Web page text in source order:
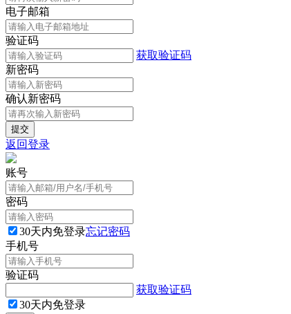
电子邮箱
验证码
获取验证码
新密码
确认新密码
返回登录
账号
密码
30天内免登录忘记密码
手机号
验证码
获取验证码
30天内免登录